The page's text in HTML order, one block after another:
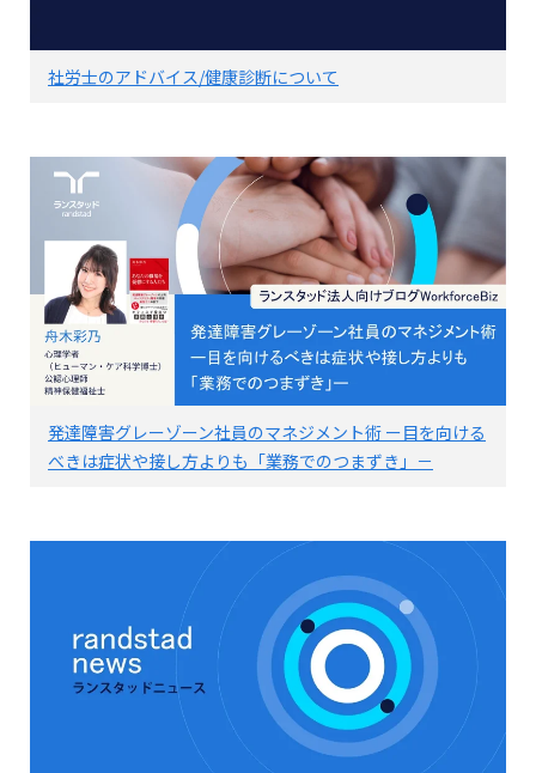
社労士のアドバイス/健康診断について
発達障害グレーゾーン社員のマネジメント術 ー目を向ける
べきは症状や接し方よりも「業務でのつまずき」－